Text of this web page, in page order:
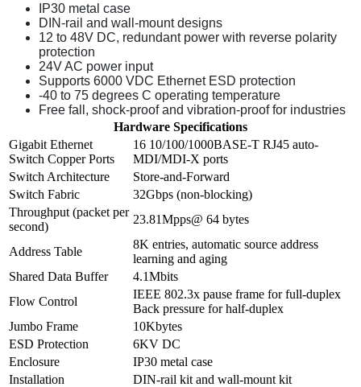
IP30 metal case
DIN-rail and wall-mount designs
12 to 48V DC, redundant power with reverse polarity
protection
24V AC power input
Supports 6000 VDC Ethernet ESD protection
-40 to 75 degrees C operating temperature
Free fall, shock-proof and vibration-proof for industries
Hardware Specifications
Gigabit Ethernet
Switch Copper Ports
16 10/100/1000BASE-T RJ45 auto-
MDI/MDI-X ports
Switch Architecture
Store-and-Forward
Switch Fabric
32Gbps (non-blocking)
Throughput (packet per
second)
23.81Mpps@ 64 bytes
Address Table
8K entries, automatic source address
learning and aging
Shared Data Buffer
4.1Mbits
Flow Control
IEEE 802.3x pause frame for full-duplex
Back pressure for half-duplex
Jumbo Frame
10Kbytes
ESD Protection
6KV DC
Enclosure
IP30 metal case
Installation
DIN-rail kit and wall-mount kit